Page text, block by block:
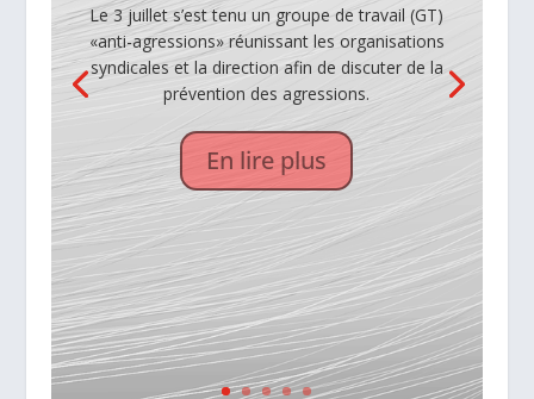
Le 3 juillet s’est tenu un groupe de travail (GT)
«anti-agressions» réunissant les organisations
syndicales et la direction afin de discuter de la
prévention des agressions.
En lire plus
1. Introduction:
Nous revenons sur le point du plan d’action pour
améliorer la sécurité des travailleurs qui
travaillent pour les sous-traitants d’Infrabel,
débattant ainsi de la problématique des grutiers
qui prestent de trop nombreuses heures sur
différents chantiers.